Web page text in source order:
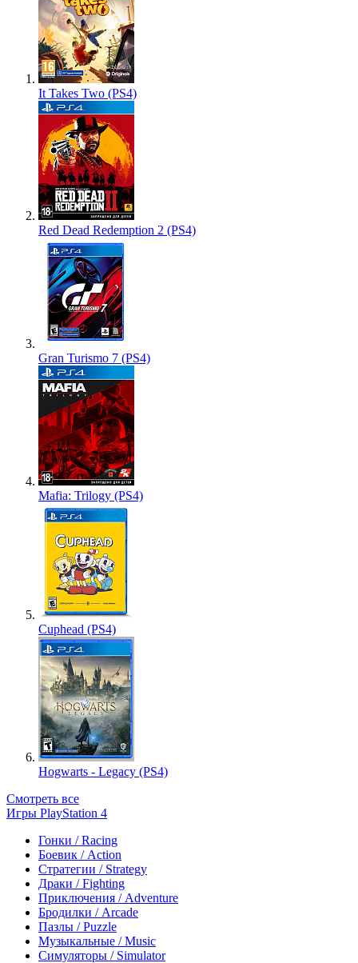
It Takes Two (PS4)
Red Dead Redemption 2 (PS4)
Gran Turismo 7 (PS4)
Mafia: Trilogy (PS4)
Cuphead (PS4)
Hogwarts - Legacy (PS4)
Смотреть все
Игры PlayStation 4
Гонки / Racing
Боевик / Action
Стратегии / Strategy
Драки / Fighting
Приключения / Adventure
Бродилки / Arcade
Пазлы / Puzzle
Музыкальные / Music
Симуляторы / Simulator